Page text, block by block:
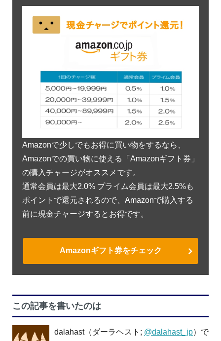
Amazonで少しでもお得に買い物をするなら、
Amazonでの買い物に使える「Amazonギフト券」
の購入チャージがオススメです。
通常会員は最大2.0% プライム会員は最大2.5%も
ポイントで還元されるので、Amazonで購入する
前に現金チャージするとお得です。
Amazonギフト券をチェック
この記事を書いたのは
dalahast（ダーラヘスト; @dalahast_jp）で